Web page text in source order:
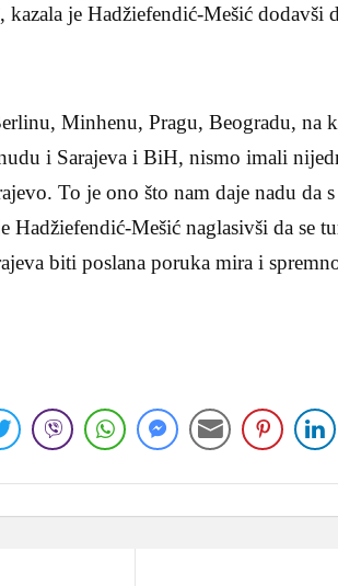
je Hadžiefendić-Mešić dodavši
Minhenu, Pragu, Beogradu, na
i Sarajeva i BiH, nismo imali
To je ono što nam daje nadu
Hadžiefendić-Mešić naglasivši da se
biti poslana poruka mira i